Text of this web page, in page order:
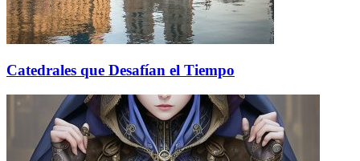
Catedrales que Desafían el Tiempo